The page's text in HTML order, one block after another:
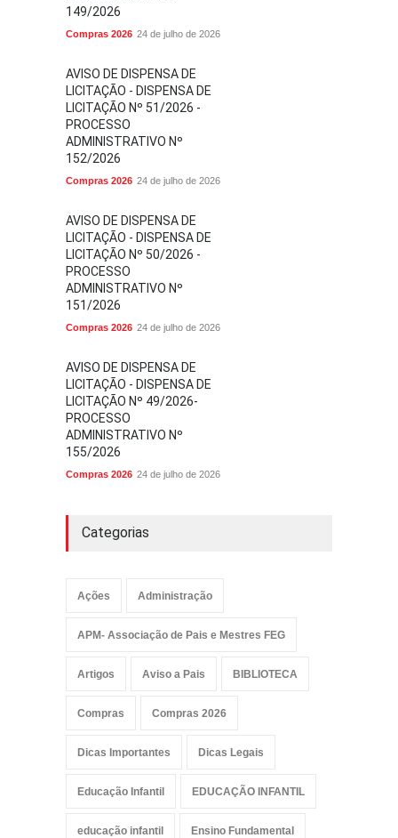
149/2026
Compras 2026 24 de julho de 2026
AVISO DE DISPENSA DE
LICITAÇÃO - DISPENSA DE
LICITAÇÃO Nº 51/2026 -
PROCESSO
ADMINISTRATIVO Nº
152/2026
Compras 2026 24 de julho de 2026
AVISO DE DISPENSA DE
LICITAÇÃO - DISPENSA DE
LICITAÇÃO Nº 50/2026 -
PROCESSO
ADMINISTRATIVO Nº
151/2026
Compras 2026 24 de julho de 2026
AVISO DE DISPENSA DE
LICITAÇÃO - DISPENSA DE
LICITAÇÃO Nº 49/2026-
PROCESSO
ADMINISTRATIVO Nº
155/2026
Compras 2026 24 de julho de 2026
Categorias
Ações Administração
APM- Associação de Pais e Mestres FEG
Artigos Aviso a Pais BIBLIOTECA
Compras Compras 2026
Dicas Importantes Dicas Legais
Educação Infantil EDUCAÇÃO INFANTIL
educação infantil Ensino Fundamental